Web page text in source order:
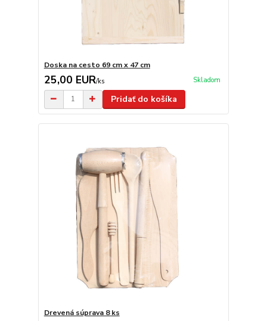
Doska na cesto 69 cm x 47 cm
25,00 EUR/ks Skladom
Pridať do košíka
Drevená súprava 8 ks